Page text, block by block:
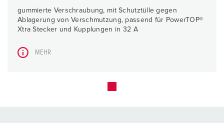
gummierte Verschraubung, mit Schutztülle gegen
Ablagerung von Verschmutzung, passend für PowerTOP®
Xtra Stecker und Kupplungen in 32 A
MEHR